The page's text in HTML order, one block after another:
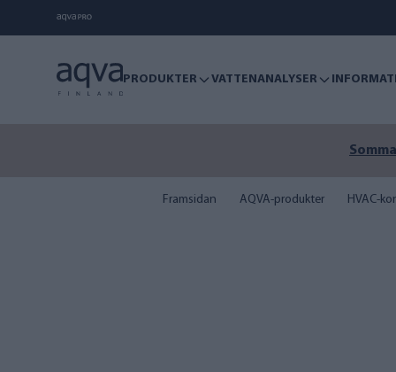
PRODUKTER VATTENANALYSER
Framsidan AQVA-produkter HVAC-